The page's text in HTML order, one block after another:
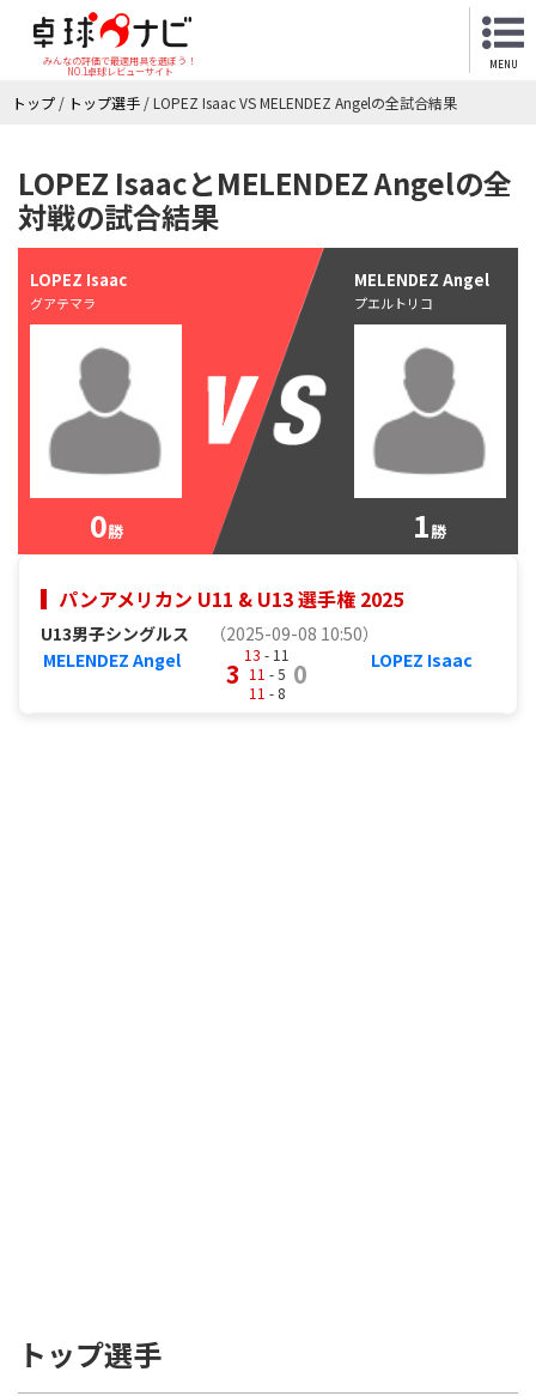
みんなの評価で最適用具を選ぼう！
NO.1卓球レビューサイト
MENU
トップ / トップ選手 /LOPEZ Isaac VS MELENDEZ Angelの全試合結果
LOPEZ IsaacとMELENDEZ Angelの全
対戦の試合結果
LOPEZ Isaac
グアテマラ
0勝
MELENDEZ Angel
プエルトリコ
1勝
パンアメリカン U11 & U13 選手権 2025
U13男子シングルス
（2025-09-08 10:50）
MELENDEZ Angel
3
13 - 11
11 - 5
11 - 8
0 LOPEZ Isaac
トップ選手